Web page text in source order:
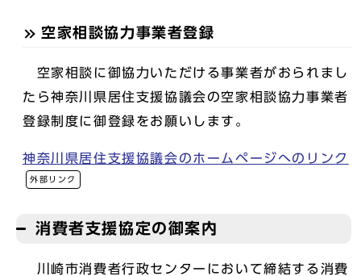
空家相談協力事業者登録
空家相談に御協力いただける事業者がおられまし
たら神奈川県居住支援協議会の空家相談協力事業者
登録制度に御登録をお願いします。
神奈川県居住支援協議会のホームページへのリンク
外部リンク
消費者支援協定の御案内
川崎市消費者行政センターにおいて締結する消費